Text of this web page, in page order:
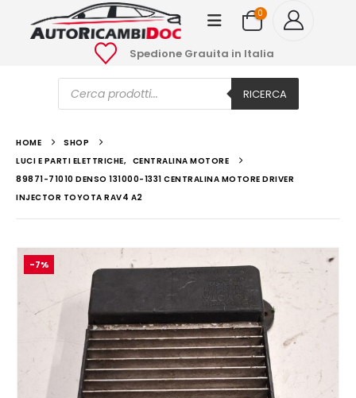
0
Spedione Grauita in Italia
Ricerca
prodotti RICERCA
HOME
SHOP
LUCI E PARTI ELETTRICHE, CENTRALINA MOTORE
89871-71010 DENSO 131000-1331 CENTRALINA MOTORE DRIVER
INJECTOR TOYOTA RAV4 A2
-7%